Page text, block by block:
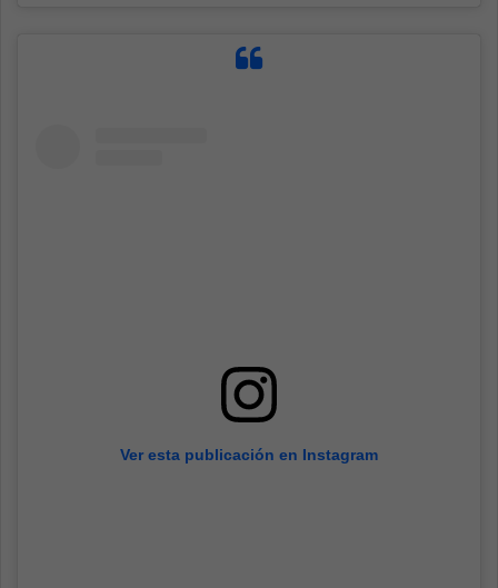
Ver esta publicación en Instagram